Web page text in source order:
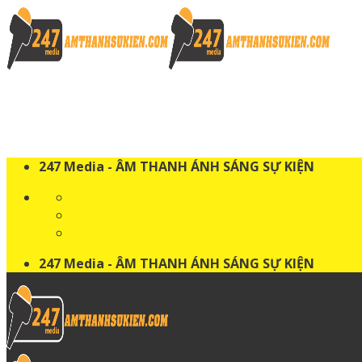
Skip
to
content
247 Media - ÂM THANH ÁNH SÁNG SỰ KIỆN
247 Media - ÂM THANH ÁNH SÁNG SỰ KIỆN